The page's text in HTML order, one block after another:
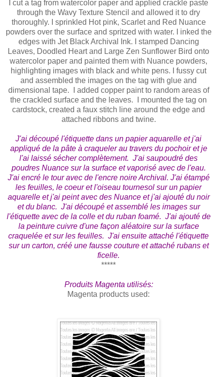
I cut a tag from watercolor paper and applied crackle paste
through the Wavy Texture Stencil and allowed it to dry
thoroughly. I sprinkled Hot pink, Scarlet and Red Nuance
powders over the surface and spritzed with water. I inked the
edges with Jet Black Archival Ink. I stamped Dancing
Leaves, Doodled Heart and Large Zen Sunflower Bird onto
watercolor paper and painted them with Nuance powders,
highlighting images with black and white pens. I fussy cut
and assembled the images on the tag with glue and
dimensional tape. I added copper paint to random areas of
the crackled surface and the leaves. I mounted the tag on
cardstock, created a faux stitch line around the edge and
attached ribbons and twine.
J'ai découpé l'étiquette dans un papier aquarelle et j'ai
appliqué de la pâte à craqueler au travers du pochoir et je
l'ai laissé sécher complètement. J'ai saupoudré des
poudres Nuance sur la surface et vaporisé avec de l'eau.
J'ai encré le tour avec de l'encre noire Archival. J'ai étampé
les feuilles, le coeur et l'oiseau tournesol sur un papier
aquarelle et j'ai peint avec des Nuance et j'ai ajouté du noir
et du blanc. J'ai découpé et assemblé les images sur
l'étiquette avec de la colle et du ruban foamé. J'ai ajouté de
la peinture cuivre d'une façon aléatoire sur la surface
craquelée et sur les feuilles. J'ai ensuite attaché l'étiquette
sur un carton, créé une fausse couture et attaché rubans et
ficelle.
*****
Produits Magenta utilisés:
Magenta products used: